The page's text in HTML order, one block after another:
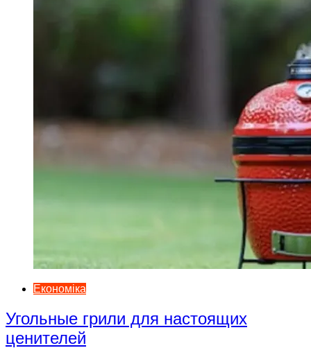
Економіка
Угольные грили для настоящих
ценителей